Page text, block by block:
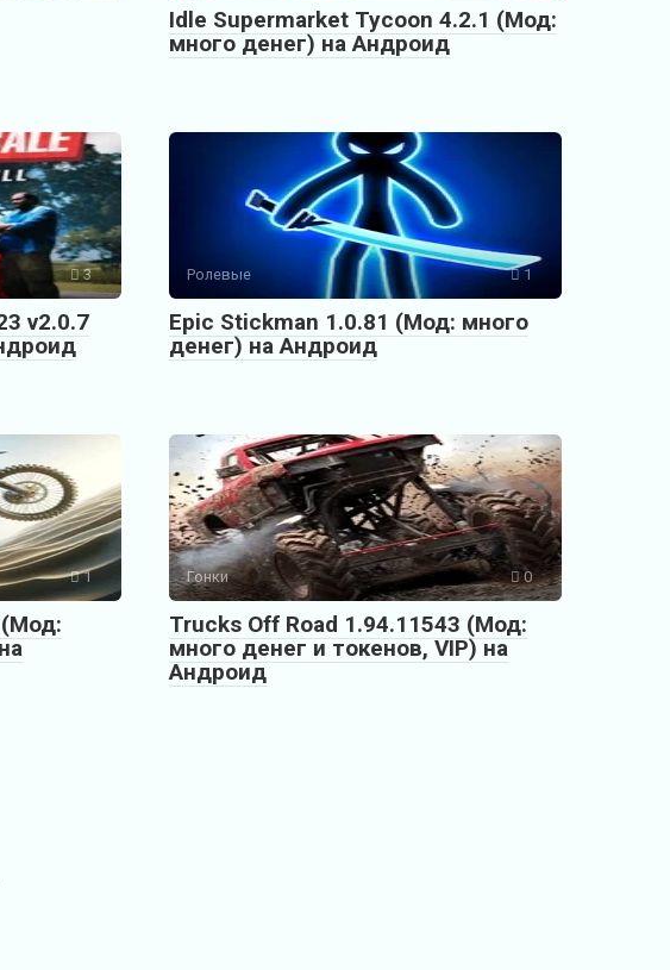
Idle Supermarket Tycoon 4.2.1 (Мод:
много денег) на Андроид
3
v2.0.7
Ролевые 1
Epic Stickman 1.0.81 (Мод: много
денег) на Андроид
1
(Мод:
Гонки 0
Trucks Off Road 1.94.11543 (Мод:
много денег и токенов, VIP) на
Андроид